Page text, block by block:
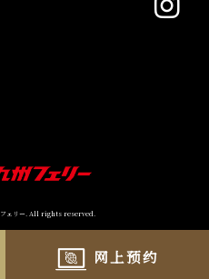
网上预约
ェリー. All rights reserved.